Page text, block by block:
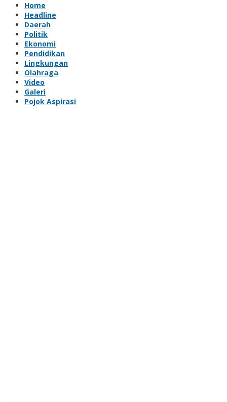
Home
Headline
Daerah
Politik
Ekonomi
Pendidikan
Lingkungan
Olahraga
Video
Galeri
Pojok Aspirasi